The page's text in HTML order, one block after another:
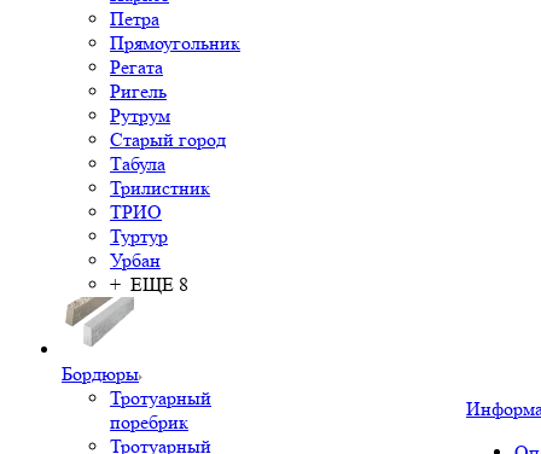
Петра
Прямоугольник
Регата
Ригель
Рутрум
Старый город
Табула
Трилистник
ТРИО
Туртур
Урбан
+ ЕЩЕ 8
Бордюры
Тротуарный
поребрик
Тротуарный